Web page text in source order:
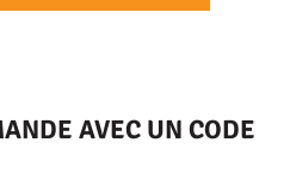
AVEC UN CODE